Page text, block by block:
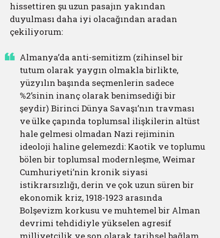
hissettiren şu uzun pasajın yakından
duyulması daha iyi olacağından aradan
çekiliyorum:
Almanya’da anti-semitizm (zihinsel bir
tutum olarak yaygın olmakla birlikte,
yüzyılın başında seçmenlerin sadece
%2’sinin inanç olarak benimsediği bir
şeydir) Birinci Dünya Savaşı’nın travması
ve ülke çapında toplumsal ilişkilerin altüst
hale gelmesi olmadan Nazi rejiminin
ideoloji haline gelemezdi: Kaotik ve toplumu
bölen bir toplumsal modernleşme, Weimar
Cumhuriyeti’nin kronik siyasi
istikrarsızlığı, derin ve çok uzun süren bir
ekonomik kriz, 1918-1923 arasında
Bolşevizm korkusu ve muhtemel bir Alman
devrimi tehdidiyle yükselen agresif